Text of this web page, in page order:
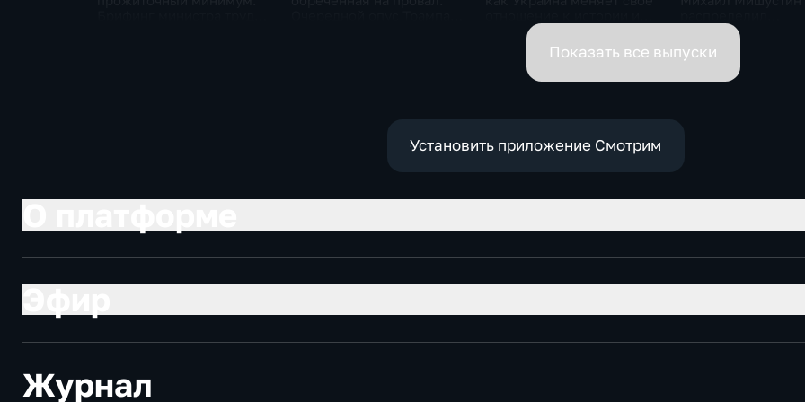
почему
обязанности вице-
премьеров
Показать все выпуски
Установить приложение Смотрим
Журнал